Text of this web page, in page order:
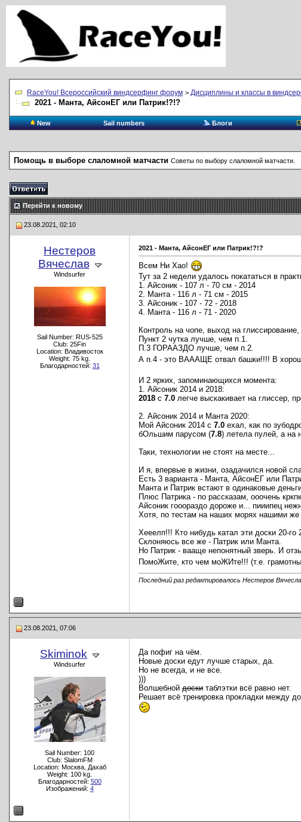
RaceYou! Всероссийский виндсерфинг форум > Дисциплины и классы в
2021 - Манта, АйсонЕГ или Патрик!?!?
New Sail numbers Блоги
Помощь в выборе слаломной матчасти Советы по выбору слаломной матчасти.
Перейти к новому
23.08.2021, 02:10
Нестеров
Вячеслав
Windsurfer
Sail Number: RUS-525
Club: 25Fin
Location: Владивосток
Weight: 75 kg.
Благодарностей: 31
2021 - Манта, АйсонЕГ или Патрик!?!?
Всем Ни Хао!
Тут за 2 недели удалось покататься в
1. Айсоник - 107 л - 70 см - 2014
2. Манта - 116 л - 71 см - 2015
3. Айсоник - 107 - 72 - 2018
4. Манта - 116 л - 71 - 2020
Контроль на чопе, выход на
Пункт 2 чутка лучше, чем п.1.
П.3 ГОРААЗДО лучше, чем п.2.
А п.4 - это ВАААЩЕ отвал башки!!!! В
И 2 ярких, запоминающихся момента:
1. Айсоник 2014 и 2018:
2018 с 7.0 легче выскакивает на глиссер,
2. Айсоник 2014 и Манта 2020:
Мой Айсоник 2014 с 7.0 ехал, как по
бОльшим парусом (7.8) летела пулей, а на
Таки, технологии не стоят на месте...
И я, впервые в жизни, озадачился новой
Есть 3 варианта - Манта, АйсонЕГ или
Манта и Патрик встают в одинаковые
Плюс Патрика - по рассказам, ооочень
Айсоник гооораздо дороже и... пииипец
Хотя, по тестам на наших морях нашими же
Хееелп!!! Кто нибудь катал эти доски 20-го
Склоняюсь все же - Патрик или Манта.
Но Патрик - вааще непонятный зверь. И
ПомоЖите, кто чем моЖИте!!! (т.е.
Последний раз редактировалось Нестеров
23.08.2021, 07:06
Skiminok
Windsurfer
Sail Number: 100
Club: SlalomFM
Location: Москва, Дахаб
Weight: 100 kg.
Благодарностей: 500
Изображений: 4
Да пофиг на чём.
Новые доски едут лучше старых, да.
Но не всегда, и не все.
)))
Волшебной доски таблэтки всё равно нет.
Решает всё тренировка прокладки между